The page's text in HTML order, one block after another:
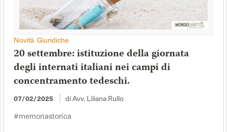
Novità Giuridiche
20 settembre: istituzione della giornata
degli internati italiani nei campi di
concentramento tedeschi.
07/02/2025 di Avv. Liliana Rullo
#memoriastorica